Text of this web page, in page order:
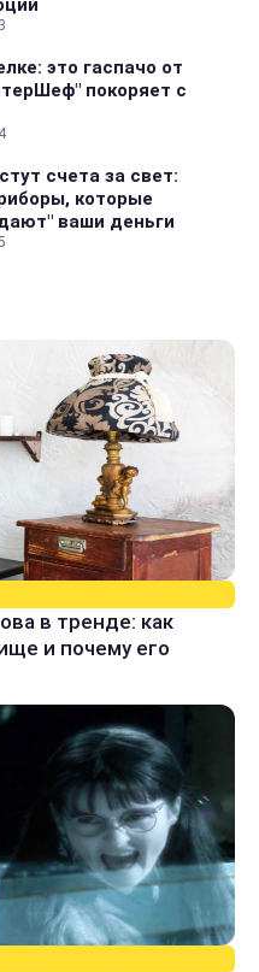
это гаспачо от
покоряет с
счета за свет:
которые
ваши деньги
в тренде: как
и почему его